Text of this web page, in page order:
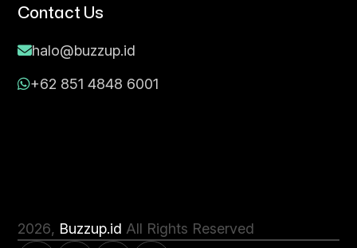
Contact Us
halo@buzzup.id
+62 851 4848 6001
2026, Buzzup.id All Rights Reserved